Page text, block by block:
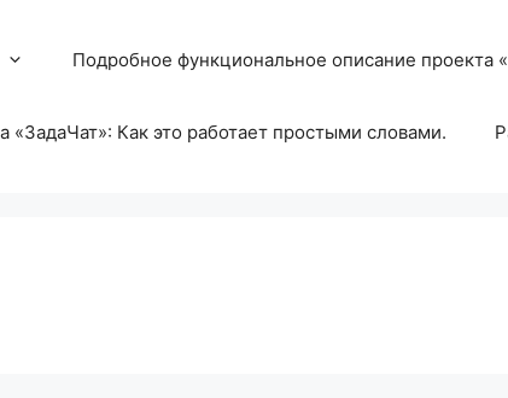
Подробное функциональное описание проекта
«ЗадаЧат»: Как это работает простыми словами.